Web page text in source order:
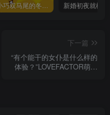
迷你小巧双马尾的冬爱琴音写真分享，虎牙妹妹YYDS!
下一篇
“有个能干的女仆是什么样的
体验？”LOVEFACTOR萌娘